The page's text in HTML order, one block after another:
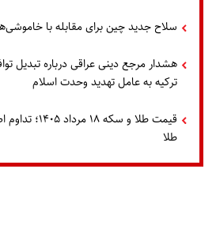
سلاح جدید چین برای مقابله با
هشدار مرجع دینی عراقی درباره تبدیل
ترکیه به عامل تهدید وحدت اسلام
قیمت طلا و سکه
طلا